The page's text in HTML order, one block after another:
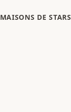
MAISONS DE STARS